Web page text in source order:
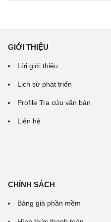
GIỚI THIỆU
Lời giới thiệu
Lịch sử phát triển
Profile Tra cứu văn bản
Liên hệ
CHÍNH SÁCH
Bảng giá phần mềm